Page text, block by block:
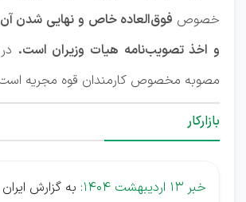
خصوص فوق‌العاده خاص و نهایی شدن
و اخذ تصویب‌نامه هیات وزیران است.
مصوبه مخصوص کارمندان قوه مجریه
بازارکار
خبر 13 اردیبهشت 1404:
به گزارش